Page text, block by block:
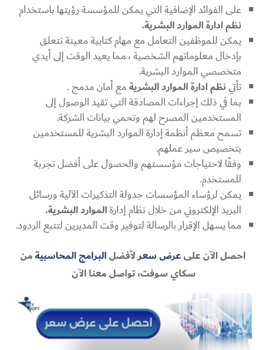
على الفوائد الإضافية التي يمكن للمؤسسة رؤيتها باستخدام
نظم ادارة الموارد البشرية.
يمكن للموظفين التعامل مع مهام كتابية معينة تتعلق
بإدخال معلوماتهم الشخصية ، مما يعيد الوقت إلى أيدي
متخصصي الموارد البشرية.
تأتينظم ادارة الموارد البشريةمع أمان مدمج .
بما في ذلك إجراءات المصادقة التي تقيد الوصول إلى
المستخدمين المصرح لهم وتحمي بيانات الشركة.
تسمح معظم أنظمة إدارة الموارد البشرية للمستخدمين
بتخصيص سير عملهم.
وفقًا لاحتياجات مؤسستهم والحصول على أفضل تجربة
للمستخدم.
يمكن لرؤساء المؤسسات جدولة التذكيرات الآلية ورسائل
البريد الإلكتروني من خلال نظام إدارةالموارد البشرية.
مما يسهل الإقرار بالرسالة لتوفير وقت المديرين لتتبع الردود.
احصل الآن علىعرض سعرلأفضلالبرامج المحاسبيةمن
سكاي سوفت، تواصل معنا الآن